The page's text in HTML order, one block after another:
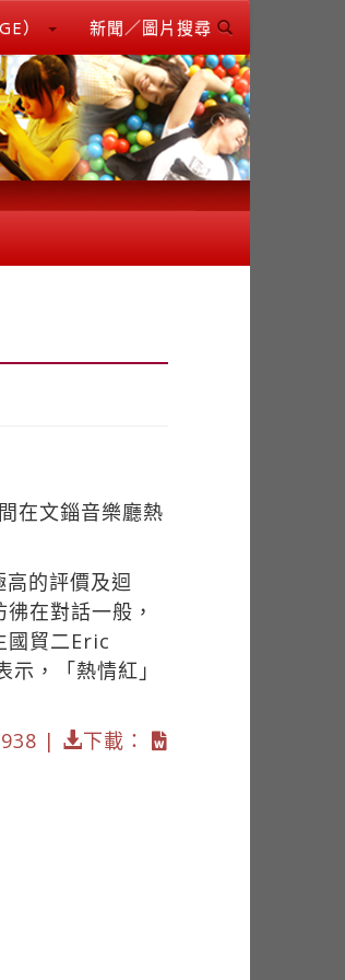
） 新聞／圖片搜尋
在文錙音樂廳熱
的評價及迴
在對話一般，
國貿二Eric
，「熱情紅」
| 下載：